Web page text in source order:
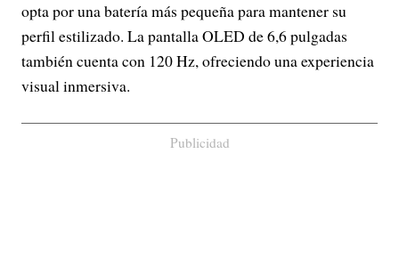
opta por una batería más pequeña para mantener su
perfil estilizado. La pantalla OLED de 6,6 pulgadas
también cuenta con 120 Hz, ofreciendo una experiencia
visual inmersiva.
Publicidad